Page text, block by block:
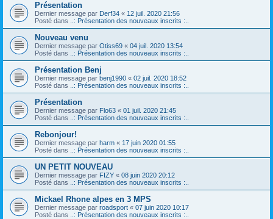
Présentation
Dernier message par Derf34 « 12 juil. 2020 21:56
Posté dans
..: Présentation des nouveaux inscrits :..
Nouveau venu
Dernier message par Otiss69 « 04 juil. 2020 13:54
Posté dans
..: Présentation des nouveaux inscrits :..
Présentation Benj
Dernier message par benj1990 « 02 juil. 2020 18:52
Posté dans
..: Présentation des nouveaux inscrits :..
Présentation
Dernier message par Flo63 « 01 juil. 2020 21:45
Posté dans
..: Présentation des nouveaux inscrits :..
Rebonjour!
Dernier message par harm « 17 juin 2020 01:55
Posté dans
..: Présentation des nouveaux inscrits :..
UN PETIT NOUVEAU
Dernier message par FIZY « 08 juin 2020 20:12
Posté dans
..: Présentation des nouveaux inscrits :..
Mickael Rhone alpes en 3 MPS
Dernier message par roadsport « 07 juin 2020 10:17
Posté dans
..: Présentation des nouveaux inscrits :..